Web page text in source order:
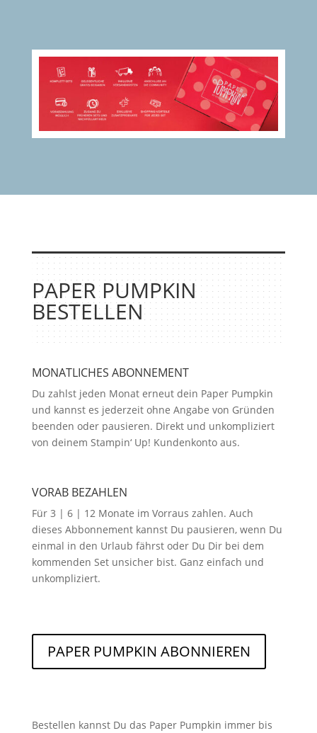
PAPER PUMPKIN
BESTELLEN
MONATLICHES ABONNEMENT
Du zahlst jeden Monat erneut dein Paper Pumpkin
und kannst es jederzeit ohne Angabe von Gründen
beenden oder pausieren. Direkt und unkompliziert
von deinem Stampin‘ Up! Kundenkonto aus.
VORAB BEZAHLEN
Für 3 | 6 | 12 Monate im Vorraus zahlen. Auch
dieses Abbonnement kannst Du pausieren, wenn Du
einmal in den Urlaub fährst oder Du Dir bei dem
kommenden Set unsicher bist. Ganz einfach und
unkompliziert.
PAPER PUMPKIN ABONNIEREN
Bestellen kannst Du das Paper Pumpkin immer bis